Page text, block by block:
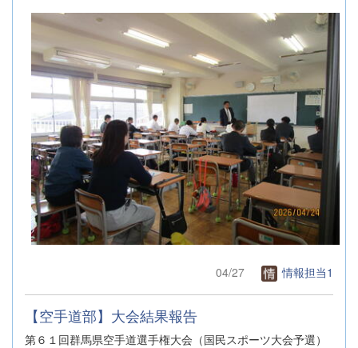
04/27 情報担当1
【空手道部】大会結果報告
第６１回群馬県空手道選手権大会（国民スポーツ大会予選）